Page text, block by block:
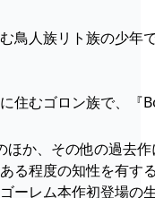
鳥人族リト族の少
住むゴロン族で、
か、その他の過去
る程度の知性を有
ーレム本作初登場